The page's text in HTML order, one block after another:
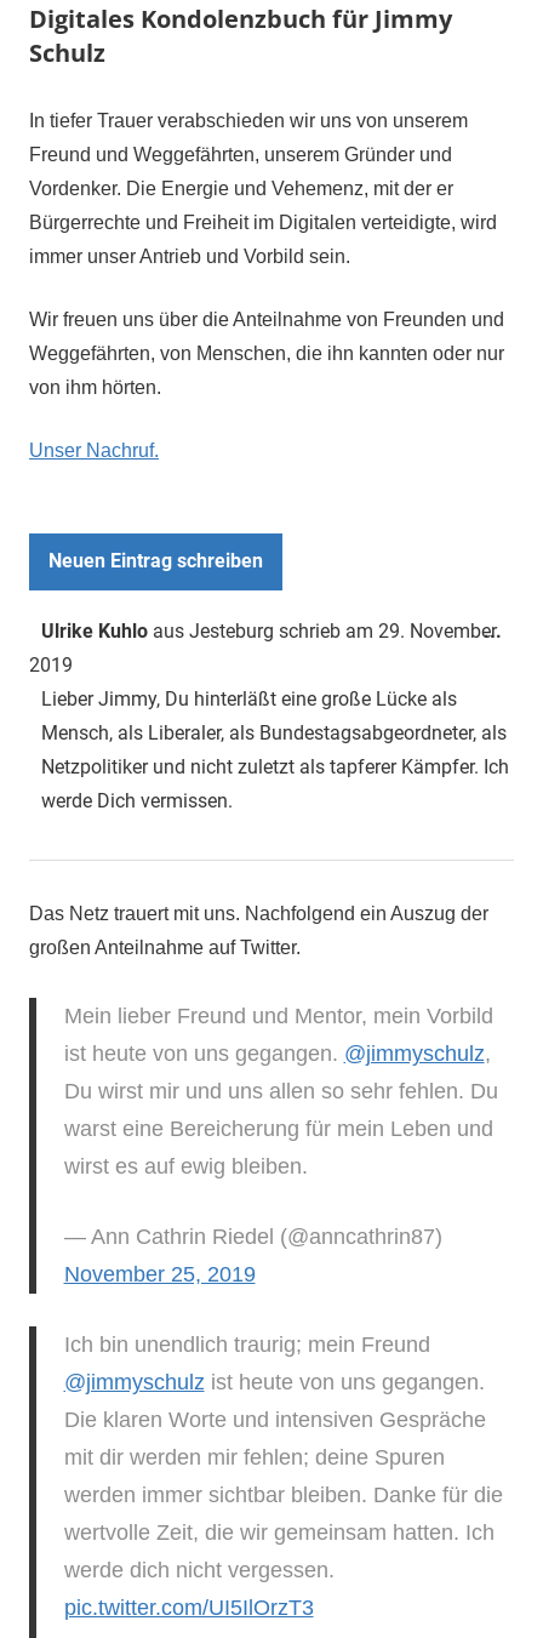
Digitales Kondolenzbuch für Jimmy
Schulz
In tiefer Trauer verabschieden wir uns von unserem
Freund und Weggefährten, unserem Gründer und
Vordenker. Die Energie und Vehemenz, mit der er
Bürgerrechte und Freiheit im Digitalen verteidigte, wird
immer unser Antrieb und Vorbild sein.
Wir freuen uns über die Anteilnahme von Freunden und
Weggefährten, von Menschen, die ihn kannten oder nur
von ihm hörten.
Unser Nachruf.
Ulrike Kuhlo aus Jesteburg schrieb am 29. November
2019
Lieber Jimmy, Du hinterläßt eine große Lücke als
Mensch, als Liberaler, als Bundestagsabgeordneter, als
Netzpolitiker und nicht zuletzt als tapferer Kämpfer. Ich
werde Dich vermissen.
...
Das Netz trauert mit uns. Nachfolgend ein Auszug der
großen Anteilnahme auf Twitter.
Mein lieber Freund und Mentor, mein Vorbild
ist heute von uns gegangen. @jimmyschulz,
Du wirst mir und uns allen so sehr fehlen. Du
warst eine Bereicherung für mein Leben und
wirst es auf ewig bleiben.
— Ann Cathrin Riedel (@anncathrin87)
November 25, 2019
Ich bin unendlich traurig; mein Freund
@jimmyschulz ist heute von uns gegangen.
Die klaren Worte und intensiven Gespräche
mit dir werden mir fehlen; deine Spuren
werden immer sichtbar bleiben. Danke für die
wertvolle Zeit, die wir gemeinsam hatten. Ich
werde dich nicht vergessen.
pic.twitter.com/UI5IlOrzT3